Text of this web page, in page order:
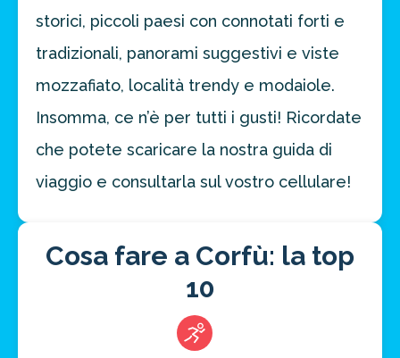
storici, piccoli paesi con connotati forti e
tradizionali, panorami suggestivi e viste
mozzafiato, località trendy e modaiole.
Insomma, ce n’è per tutti i gusti! Ricordate
che potete scaricare la nostra guida di
viaggio e consultarla sul vostro cellulare!
Cosa fare a Corfù: la top
10